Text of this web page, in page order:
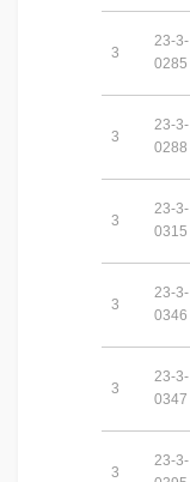
3
23-3-
0285
3
23-3-
0288
3
23-3-
0315
3
23-3-
0346
3
23-3-
0347
3
23-3-